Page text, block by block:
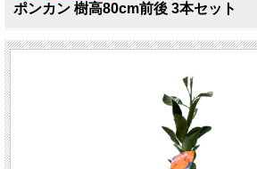
ポンカン 樹高80cm前後 3本セット